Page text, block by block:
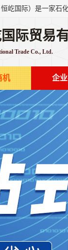
际贸易
Trade Co., Ltd.
机 企